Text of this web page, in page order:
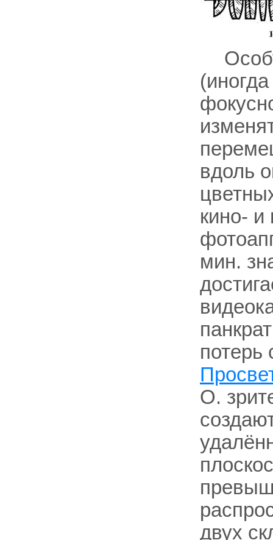
вдоль
кино- и
мин.
потерь
О.
двух